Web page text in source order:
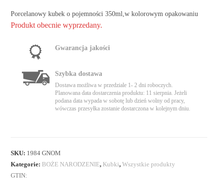
Porcelanowy kubek o pojemności 350ml,w kolorowym opakowaniu
Produkt obecnie wyprzedany.
Gwarancja jakości
Szybka dostawa
Dostawa możliwa w przedziale 1- 2 dni roboczych.
Planowana data dostarczenia produktu: 11 sierpnia. Jeżeli
podana data wypada w sobotę lub dzień wolny od pracy,
wówczas przesyłka zostanie dostarczona w kolejnym dniu.
SKU: 1984 GNOM
Kategorie: BOŻE NARODZENIE, Kubki,Wszystkie produkty
GTIN: